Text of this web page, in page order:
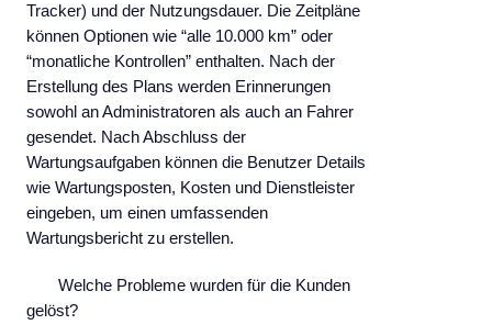
Tracker) und der Nutzungsdauer. Die Zeitpläne
können Optionen wie “alle 10.000 km” oder
“monatliche Kontrollen” enthalten. Nach der
Erstellung des Plans werden Erinnerungen
sowohl an Administratoren als auch an Fahrer
gesendet. Nach Abschluss der
Wartungsaufgaben können die Benutzer Details
wie Wartungsposten, Kosten und Dienstleister
eingeben, um einen umfassenden
Wartungsbericht zu erstellen.
Welche Probleme wurden für die Kunden
gelöst?